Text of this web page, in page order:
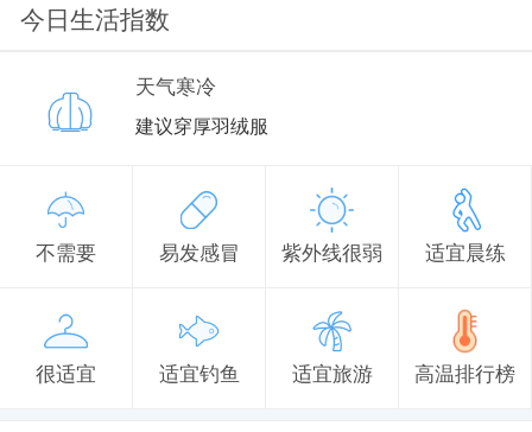
今日生活指数
天气寒冷
建议穿厚羽绒服
不需要 易发感冒 紫外线很弱 适宜晨练
很适宜 适宜钓鱼 适宜旅游 高温排行榜